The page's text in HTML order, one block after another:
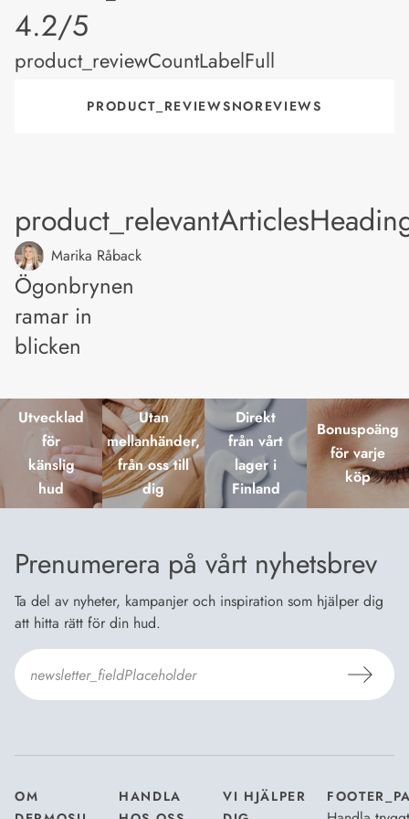
product_rating
4.2/5
product_reviewCountLabelFull
PRODUCT_REVIEWSNOREVIEWS
Marika Råback
Ögonbrynen
ramar in
blicken
Utvecklad
för
känslig
hud
Utan
mellanhänder,
från oss till
dig
Direkt
från vårt
lager i
Finland
Bonuspoäng
för varje
köp
Prenumerera på vårt nyhetsbrev
Ta del av nyheter, kampanjer och inspiration som hjälper dig
att hitta rätt för din hud.
OM
HANDLA
VI HJÄLPER